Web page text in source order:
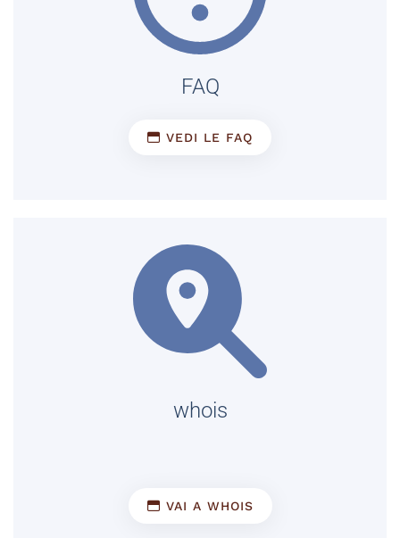
FAQ
VEDI LE FAQ
whois
VAI A WHOIS